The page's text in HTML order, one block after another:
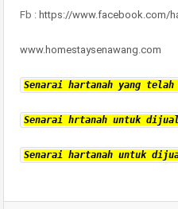
Fb : https://www.facebook.com/
www.homestaysenawang.com
Senarai hartanah yang
Senarai hrtanah untuk
Senarai hartanah untuk